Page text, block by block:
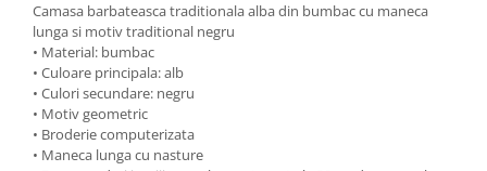
Camasa barbateasca traditionala alba din bumbac cu maneca
lunga si motiv traditional negru
• Material: bumbac
• Culoare principala: alb
• Culori secundare: negru
• Motiv geometric
• Broderie computerizata
• Maneca lunga cu nasture